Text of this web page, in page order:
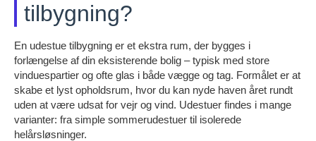
tilbygning?
En udestue tilbygning er et ekstra rum, der bygges i
forlængelse af din eksisterende bolig – typisk med store
vinduespartier og ofte glas i både vægge og tag. Formålet er at
skabe et lyst opholdsrum, hvor du kan nyde haven året rundt
uden at være udsat for vejr og vind. Udestuer findes i mange
varianter: fra simple sommerudestuer til isolerede
helårsløsninger.